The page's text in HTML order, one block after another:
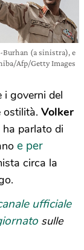
Burhan (a sinistra), e
Afp/Getty Images
i governi del
ostilità. Volker
ha parlato di
e per
circa la
ufficiale
sulle